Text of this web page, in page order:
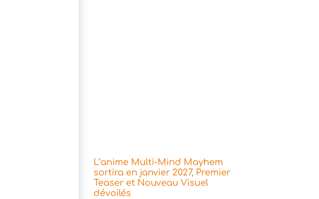
L’anime Multi-Mind Mayhem
sortira en janvier 2027, Premier
Teaser et Nouveau Visuel
dévoilés